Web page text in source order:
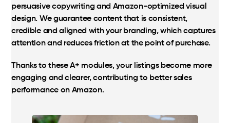
persuasive copywriting and Amazon-optimized visual
design. We guarantee content that is consistent,
credible and aligned with your branding, which captures
attention and reduces friction at the point of purchase.
Thanks to these A+ modules, your listings become more
engaging and clearer, contributing to better sales
performance on Amazon.